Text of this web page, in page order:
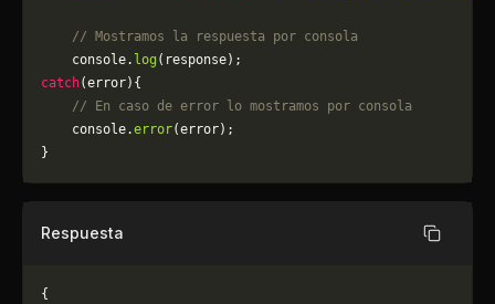
    // Mostramos la respuesta por consola
    console.
log (response);
catch(error){
    // En caso de error lo mostramos por consola
	console.
error(error);
}
Respuesta Copiar
{